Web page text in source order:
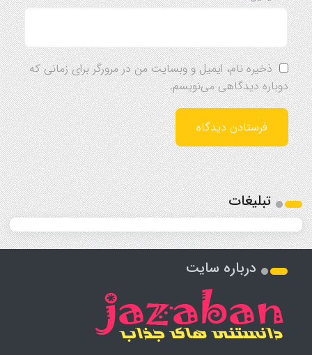
ذخیره نام، ایمیل و وبسایت من در مرورگر برای زمانی که
دوباره دیدگاهی می‌نویسم.
تبلیغات
درباره سایت